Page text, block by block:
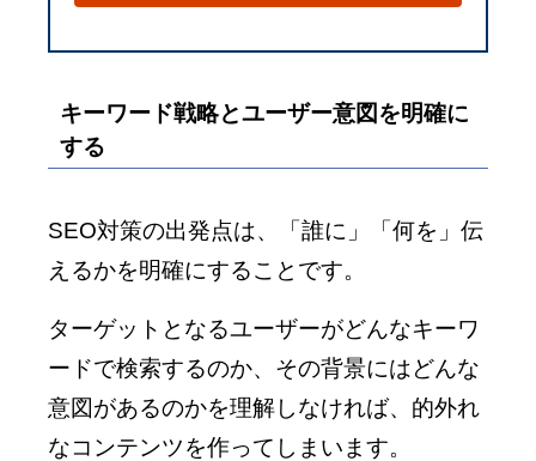
キーワード戦略とユーザー意図を明確に
する
SEO対策の出発点は、「誰に」「何を」伝
えるかを明確にすることです。
ターゲットとなるユーザーがどんなキーワ
ードで検索するのか、その背景にはどんな
意図があるのかを理解しなければ、的外れ
なコンテンツを作ってしまいます。